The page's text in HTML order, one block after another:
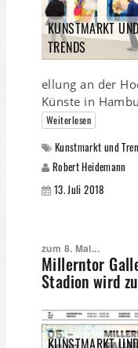
KUNSTMARKT UND
TRENDS
ellung an der
Künste in
Weiterlesen
Kunstmarkt und
Robert Heidemann
13. Juli 2018
zum 8. Mal...
Millerntor
Stadion wird
KUNSTMARKT